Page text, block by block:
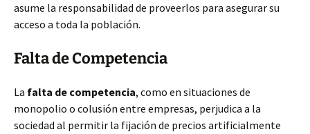
asume la responsabilidad de proveerlos para asegurar su
acceso a toda la población.
Falta de Competencia
La falta de competencia, como en situaciones de
monopolio o colusión entre empresas, perjudica a la
sociedad al permitir la fijación de precios artificialmente